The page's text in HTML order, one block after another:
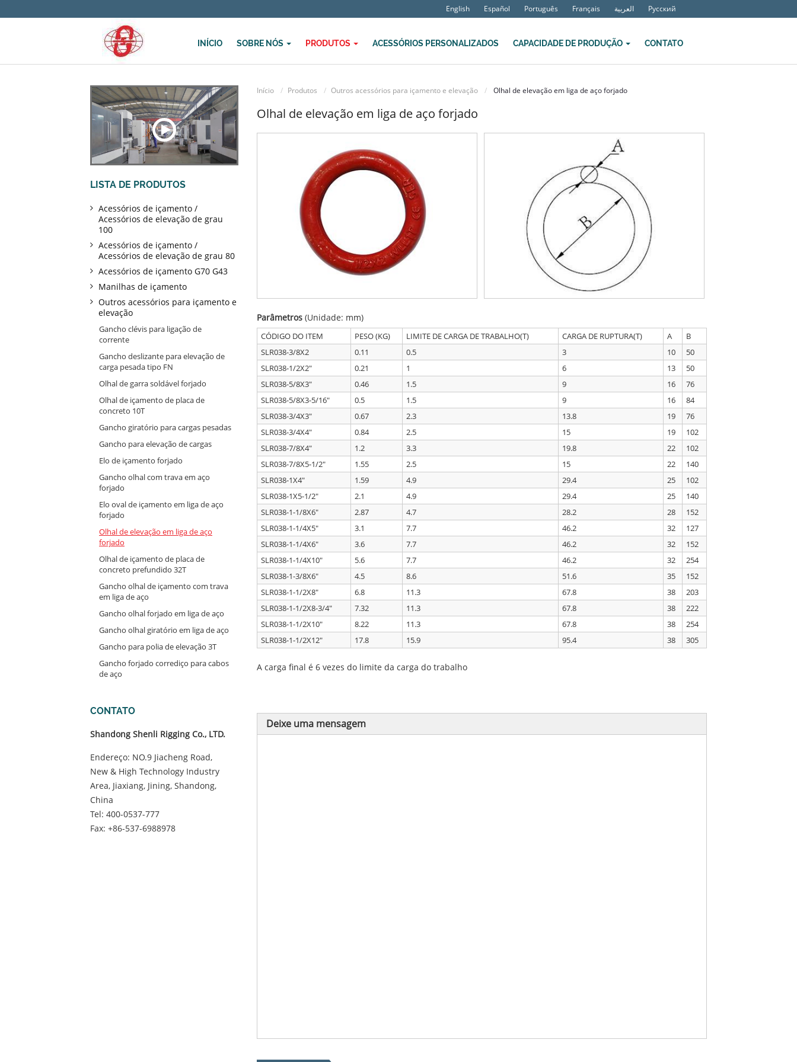
English Español Português Français العربية Русский
INÍCIO SOBRE NÓS PRODUTOS ACESSÓRIOS PERSONALIZADOS CAPACIDADE DE PRODUÇÃO CONTATO
Início Produtos Outros acessórios para içamento e elevação Olhal de elevação em liga de aço forjado
Olhal de elevação em liga de aço forjado
Parâmetros(Unidade: mm)
CÓDIGO DO ITEM PESO (KG) LIMITE DE CARGA DE TRABALHO(T) CARGA DE RUPTURA(T) A
B
SLR038-3/8X2
0.11 0.5 3 10
50
SLR038-1/2X2"
0.21 1 6 13
50
SLR038-5/8X3"
0.46 1.5 9 16
76
SLR038-5/8X3-5/16"
0.5 1.5 9 16
84
SLR038-3/4X3"
0.67 2.3 13.8 19
76
SLR038-3/4X4"
0.84 2.5 15 19
102
SLR038-7/8X4"
1.2 3.3 19.8 22
102
SLR038-7/8X5-1/2"
1.55 2.5 15 22
140
SLR038-1X4"
1.59 4.9 29.4 25
102
SLR038-1X5-1/2"
2.1 4.9 29.4 25
140
SLR038-1-1/8X6"
2.87 4.7 28.2 28
152
SLR038-1-1/4X5"
3.1 7.7 46.2 32
127
SLR038-1-1/4X6"
3.6 7.7 46.2 32
152
SLR038-1-1/4X10"
5.6 7.7 46.2 32
254
SLR038-1-3/8X6"
4.5 8.6 51.6 35
152
SLR038-1-1/2X8"
6.8 11.3 67.8 38
203
SLR038-1-1/2X8-3/4"
7.32 11.3 67.8 38
222
SLR038-1-1/2X10"
8.22 11.3 67.8 38
254
SLR038-1-1/2X12"
17.8 15.9 95.4 38 305
A carga final é 6 vezes do limite da carga do trabalho
Deixe uma mensagem
LISTA DE PRODUTOS
Acessórios de içamento /
Acessórios de elevação de grau
100
Acessórios de içamento /
Acessórios de elevação de grau 80
Acessórios de içamento G70 G43
Manilhas de içamento
Outros acessórios para içamento e
elevação
Gancho clévis para ligação de
corrente
Gancho deslizante para elevação de
carga pesada tipo FN
Olhal de garra soldável forjado
Olhal de içamento de placa de
concreto 10T
Gancho giratório para cargas pesadas
Gancho para elevação de cargas
Elo de içamento forjado
Gancho olhal com trava em aço
forjado
Elo oval de içamento em liga de aço
forjado
Olhal de elevação em liga de aço
forjado
Olhal de içamento de placa de
concreto prefundido 32T
Gancho olhal de içamento com trava
em liga de aço
Gancho olhal forjado em liga de aço
Gancho olhal giratório em liga de aço
Gancho para polia de elevação 3T
Gancho forjado corrediço para cabos
de aço
CONTATO
Shandong Shenli Rigging Co., LTD.
Endereço: NO.9 Jiacheng Road,
New & High Technology Industry
Area, Jiaxiang, Jining, Shandong,
China
Tel: 400-0537-777
Fax: +86-537-6988978